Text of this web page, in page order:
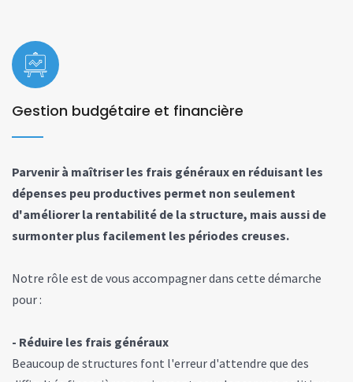
Gestion budgétaire et financière
Parvenir à maîtriser les frais généraux en réduisant les
dépenses peu productives permet non seulement
d'améliorer la rentabilité de la structure, mais aussi de
surmonter plus facilement les périodes creuses.
Notre rôle est de vous accompagner dans cette démarche
pour :
­- Réduire les frais généraux
Beaucoup de structures font l'erreur d'attendre que des